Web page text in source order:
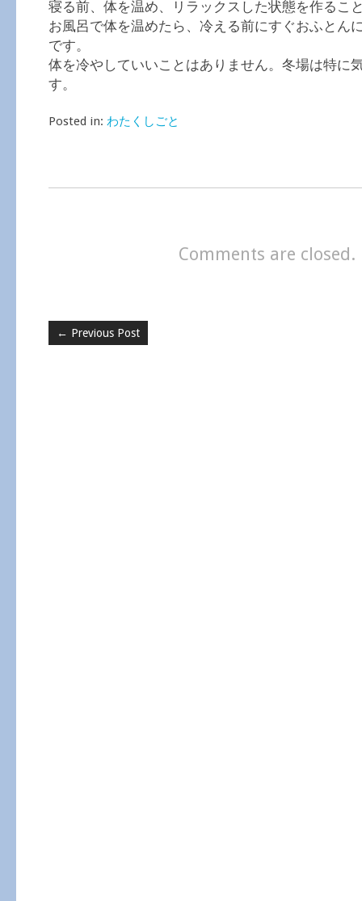
寝る前、体を温め、リラックスした状態を作るこ
お風呂で体を温めたら、冷える前にすぐおふとん
です。
体を冷やしていいことはありません。冬場は特に
す。
Posted in: わたくしごと
Comments are closed.
← Previous Post